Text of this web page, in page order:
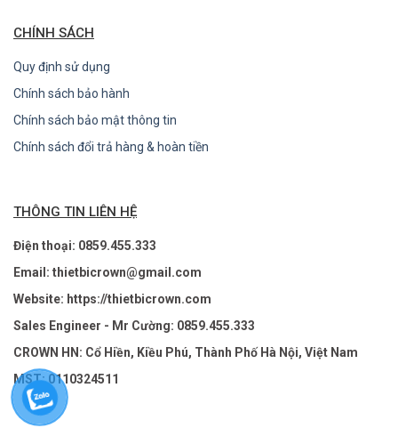
CHÍNH SÁCH
Quy định sử dụng
Chính sách bảo hành
Chính sách bảo mật thông tin
Chính sách đổi trả hàng & hoàn tiền
THÔNG TIN LIÊN HỆ
Điện thoại: 0859.455.333
Email: thietbicrown@gmail.com
Website: https://thietbicrown.com
Sales Engineer - Mr Cường: 0859.455.333
CROWN HN: Cổ Hiền, Kiều Phú, Thành Phố Hà Nội, Việt Nam
MST: 0110324511